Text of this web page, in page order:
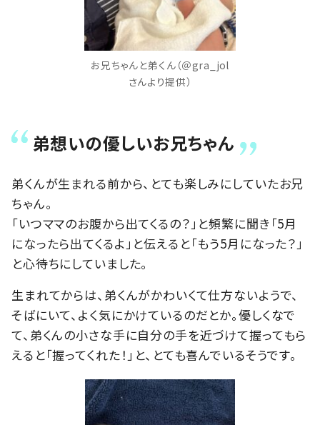
お兄ちゃんと弟くん（＠gra_jol
さんより提供）
弟想いの優しいお兄ちゃん
弟くんが生まれる前から、とても楽しみにしていたお兄
ちゃん。
「いつママのお腹から出てくるの？」と頻繁に聞き「5月
になったら出てくるよ」と伝えると「もう5月になった？」
と心待ちにしていました。
生まれてからは、弟くんがかわいくて仕方ないようで、
そばにいて、よく気にかけているのだとか。優しくなで
て、弟くんの小さな手に自分の手を近づけて握ってもら
えると「握ってくれた！」と、とても喜んでいるそうです。